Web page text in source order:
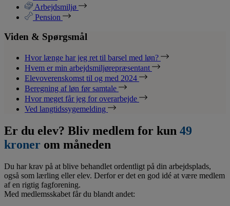
Arbejdsmiljø
Pension
Viden & Spørgsmål
Hvor længe har jeg ret til barsel med løn?
Hvem er min arbejdsmiljørepræsentant
Elevoverenskomst til og med 2024
Beregning af løn før samtale
Hvor meget får jeg for overarbejde
Ved langtidssygemelding
Er du elev? Bliv medlem for kun 49
kroner om måneden
Du har krav på at blive behandlet ordentligt på din arbejdsplads,
også som lærling eller elev. Derfor er det en god idé at være medlem
af en rigtig fagforening.
Med medlemsskabet får du blandt andet: